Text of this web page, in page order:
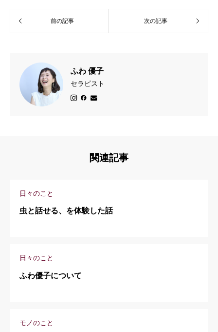
前の記事 次の記事
ふわ 優子
セラピスト
関連記事
日々のこと
虫と話せる、を体験した話
日々のこと
ふわ優子について
モノのこと